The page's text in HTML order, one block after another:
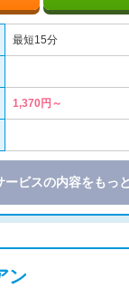
最短15分
1,370円～
ービスの内容をもっ
ン